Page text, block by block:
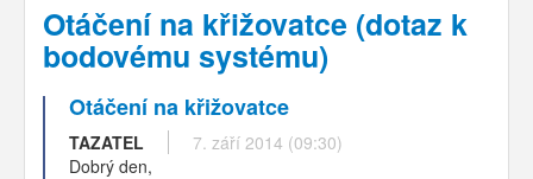
Otáčení na křižovatce (dotaz k
bodovému systému)
Otáčení na křižovatce
TAZATEL
7. září 2014 (09:30)
Dobrý den,